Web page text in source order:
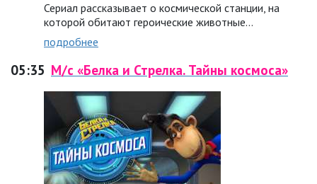
Сериал рассказывает о космической станции, на
которой обитают героические животные…
подробнее
05:35 М/с «Белка и Стрелка. Тайны космоса»